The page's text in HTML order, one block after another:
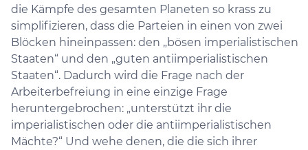
die Kämpfe des gesamten Planeten so krass zu
simplifizieren, dass die Parteien in einen von zwei
Blöcken hineinpassen: den „bösen imperialistischen
Staaten“ und den „guten antiimperialistischen
Staaten“. Dadurch wird die Frage nach der
Arbeiterbefreiung in eine einzige Frage
heruntergebrochen: „unterstützt ihr die
imperialistischen oder die antiimperialistischen
Mächte?“ Und wehe denen, die die sich ihrer